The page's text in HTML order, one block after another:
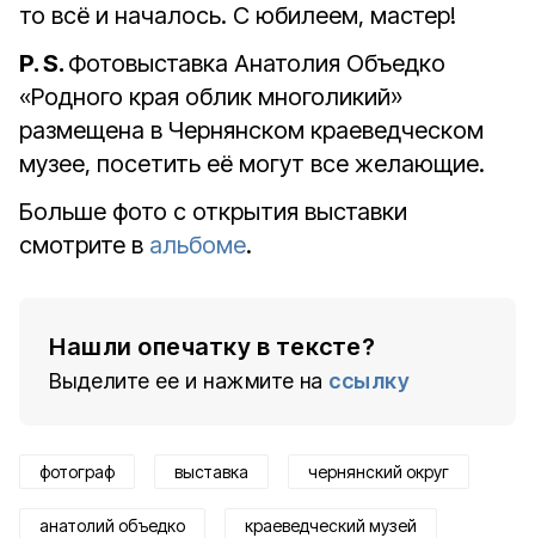
то всё и началось. С юбилеем, мастер!
P.S. Фотовыставка Анатолия Объедко
«Родного края облик многоликий»
размещена в Чернянском краеведческом
музее, посетить её могут все желающие.
Больше фото с открытия выставки
смотрите в альбоме.
Нашли опечатку в тексте?
Выделите ее и нажмите на ссылку
фотограф выставка чернянский округ
анатолий объедко краеведческий музей